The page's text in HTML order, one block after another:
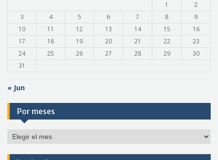
1
2
3
4 5 6 7 8
9
10
11 12 13 14 15
16
17
18 19 20 21 22
23
24
25 26 27 28 29
30
31
« Jun
Por meses
Por